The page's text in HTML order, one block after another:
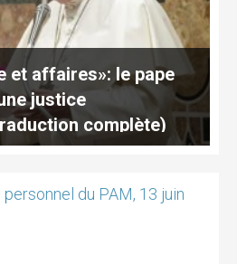
et affaires»: le pape
justice
complète)